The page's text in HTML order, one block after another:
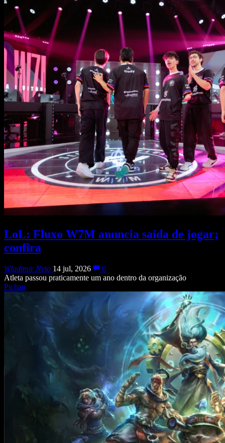
LoL: Fluxo W7M anuncia saída de jogar;
confira
Wladimir Neto 14 jul, 2026
0
Atleta passou praticamente um ano dentro da organização
Pichau